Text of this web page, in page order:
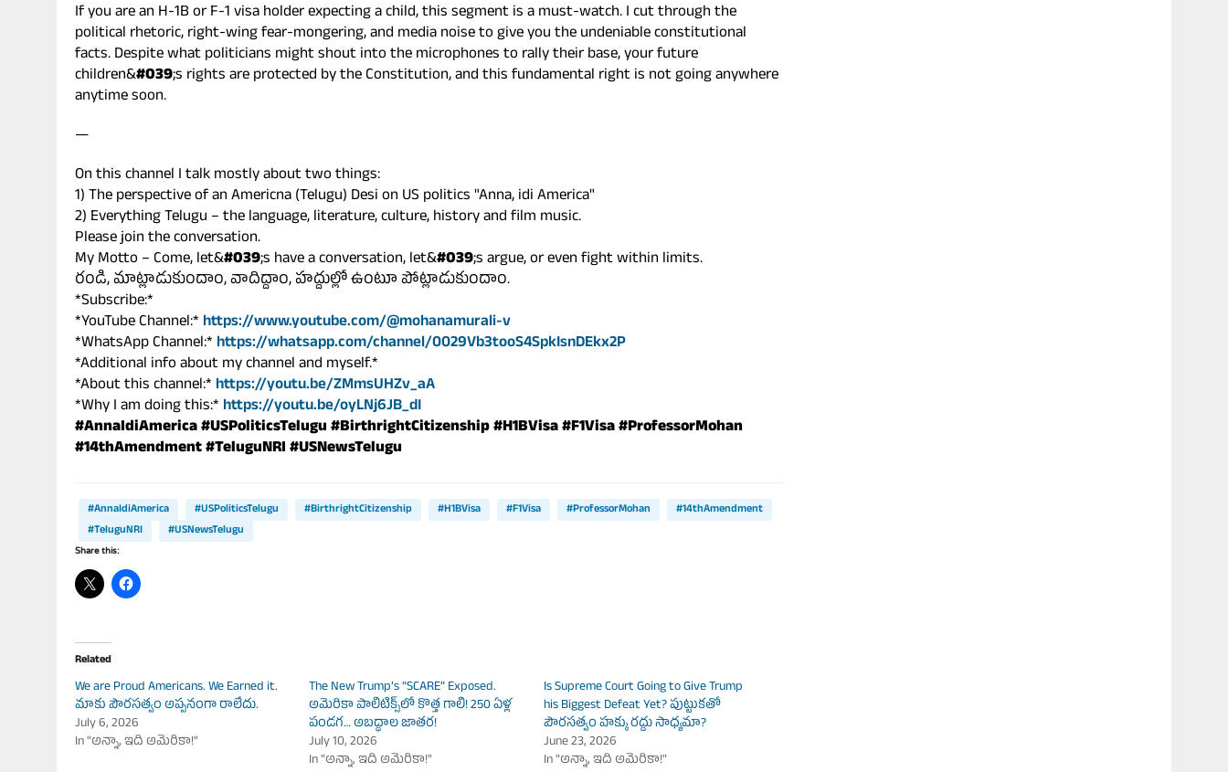
If you are an H-1B or F-1 visa holder expecting a child, this segment is a must-watch. I cut through the
political rhetoric, right-wing fear-mongering, and media noise to give you the undeniable constitutional
facts. Despite what politicians might shout into the microphones to rally their base, your future
children&#039;s rights are protected by the Constitution, and this fundamental right is not going anywhere
anytime soon.
—
On this channel I talk mostly about two things:
1) The perspective of an Americna (Telugu) Desi on US politics "Anna, idi America"
2) Everything Telugu – the language, literature, culture, history and film music.
Please join the conversation.
My Motto – Come, let&#039;s have a conversation, let&#039;s argue, or even fight within limits.
రండి, మాట్లాడుకుందాం, వాదిద్దాం, హద్దుల్లో ఉంటూ పోట్లాడుకుందాం.
*Subscribe:*
*YouTube Channel:* https://www.youtube.com/@mohanamurali-v
*WhatsApp Channel:* https://whatsapp.com/channel/0029Vb3tooS4SpkIsnDEkx2P
*Additional info about my channel and myself.*
*About this channel:* https://youtu.be/ZMmsUHZv_aA
*Why I am doing this:* https://youtu.be/oyLNj6JB_dI
#AnnaIdiAmerica#USPoliticsTelugu #BirthrightCitizenship#H1BVisa#F1Visa#ProfessorMohan
#14thAmendment#TeluguNRI #USNewsTelugu
#AnnaIdiAmerica #USPoliticsTelugu #BirthrightCitizenship #H1BVisa #F1Visa #ProfessorMohan
#14thAmendment
#TeluguNRI
#USNewsTelugu
Share this:
Related
We are Proud Americans. We Earned it.
మాకు పౌరసత్వం అప్పనంగా రాలేదు.
July 6, 2026
In "అన్నా, ఇది అమెరికా!"
The New Trump’s “SCARE” Exposed.
అమెరికా పాలిటిక్స్‌లో కొత్త గాలి! 250 ఏళ్ల
పండగ… అబద్ధాల జాతర!
July 10, 2026
In "అన్నా, ఇది అమెరికా!"
Is Supreme Court Going to Give Trump
his Biggest Defeat Yet? పుట్టుకతో
పౌరసత్వం హక్కు రద్దు సాధ్యమా?
June 23, 2026
In "అన్నా, ఇది అమెరికా!"